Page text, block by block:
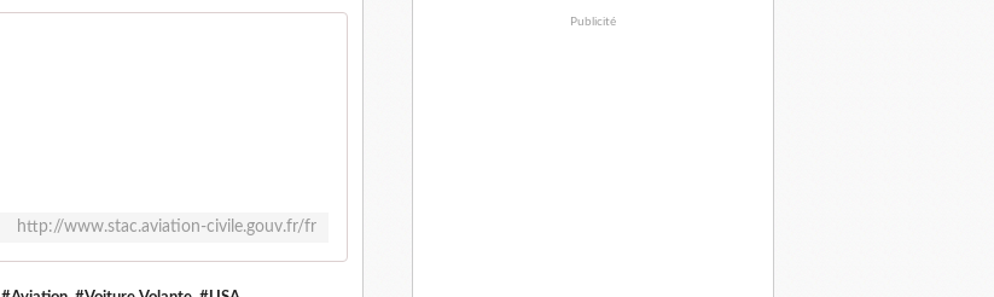
http://www.stac.aviation-civile.gouv.fr/fr
Publicité